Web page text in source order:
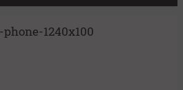
1240x100